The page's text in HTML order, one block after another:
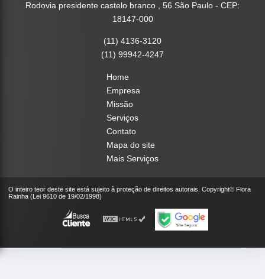
Rodovia presidente castelo branco , 56 São Paulo - CEP:
18147-000
(11) 4136-3120
(11) 99942-4247
Home
Empresa
Missão
Serviços
Contato
Mapa do site
Mais Serviços
O inteiro teor deste site está sujeito à proteção de direitos autorais. Copyright© Flora
Rainha (Lei 9610 de 19/02/1998)